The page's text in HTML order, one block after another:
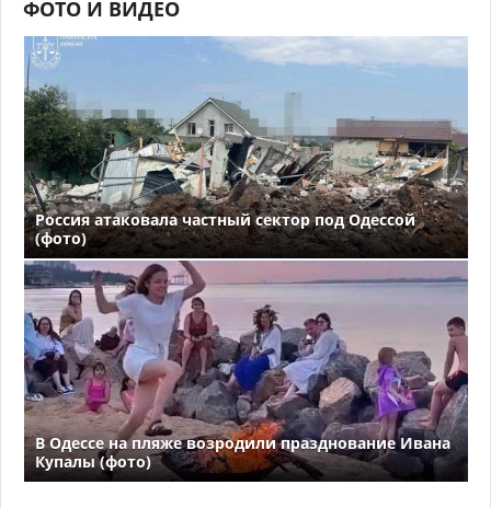
ФОТО И ВИДЕО
Россия атаковала частный сектор под Одессой
(фото)
В Одессе на пляже возродили празднование Ивана
Купалы (фото)